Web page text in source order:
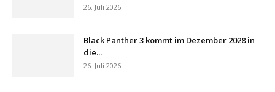
26. Juli 2026
Black Panther 3 kommt im Dezember 2028 in
die...
26. Juli 2026